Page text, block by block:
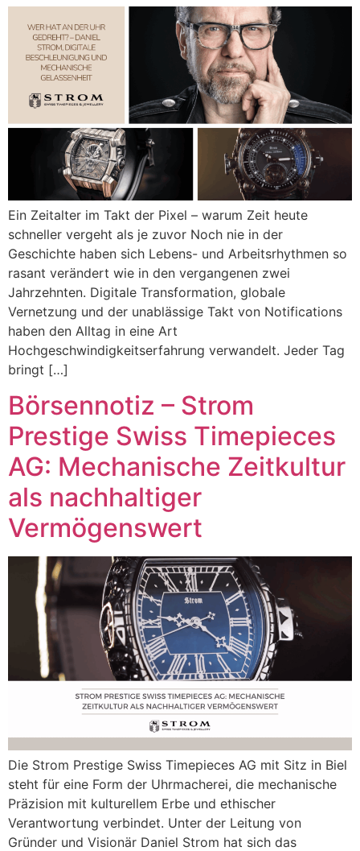
Ein Zeitalter im Takt der Pixel – warum Zeit heute
schneller vergeht als je zuvor Noch nie in der
Geschichte haben sich Lebens- und Arbeitsrhythmen so
rasant verändert wie in den vergangenen zwei
Jahrzehnten. Digitale Transformation, globale
Vernetzung und der unablässige Takt von Notifications
haben den Alltag in eine Art
Hochgeschwindigkeitserfahrung verwandelt. Jeder Tag
bringt […]
Börsennotiz – Strom
Prestige Swiss Timepieces
AG: Mechanische Zeitkultur
als nachhaltiger
Vermögenswert
Die Strom Prestige Swiss Timepieces AG mit Sitz in Biel
steht für eine Form der Uhrmacherei, die mechanische
Präzision mit kulturellem Erbe und ethischer
Verantwortung verbindet. Unter der Leitung von
Gründer und Visionär Daniel Strom hat sich das